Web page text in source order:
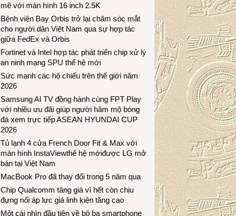
mẽ với màn hình 16 inch 2.5K
Bệnh viện Bay Orbis trở lại chăm sóc mắt
cho người dân Việt Nam qua sự hợp tác
giữa FedEx và Orbis
Fortinet và Intel hợp tác phát triển chip xử lý
an ninh mạng SPU thế hệ mới
Sức mạnh các hộ chiếu trên thế giới năm
2026
Samsung AI TV đồng hành cùng FPT Play
với nhiều ưu đãi giúp người hâm mộ bóng
đá xem trực tiếp ASEAN HYUNDAI CUP
2026
Tủ lạnh 4 cửa French Door Fit & Max với
màn hình InstaViewthế hệ mớiđược LG mở
bán tại Việt Nam
MacBook Pro đã thay đổi trong 5 năm qua
Chip Qualcomm tăng giá vì hết còn chịu
đựng nổi áp lực giá linh kiện tăng cao
Một cái nhìn đầu tiên về bộ ba smartphone